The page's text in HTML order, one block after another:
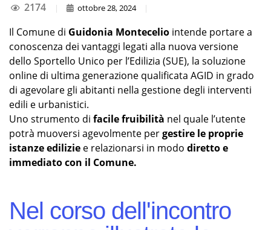
2174 | ottobre 28, 2024 |
Il Comune di Guidonia Montecelio intende portare a
conoscenza dei vantaggi legati alla nuova versione
dello Sportello Unico per l’Edilizia (SUE), la soluzione
online di ultima generazione qualificata AGID in grado
di agevolare gli abitanti nella gestione degli interventi
edili e urbanistici.
Uno strumento di facile fruibilità nel quale l’utente
potrà muoversi agevolmente pergestire le proprie
istanze edilizie e relazionarsi in modo diretto e
immediato con il Comune.
Nel corso dell'incontro